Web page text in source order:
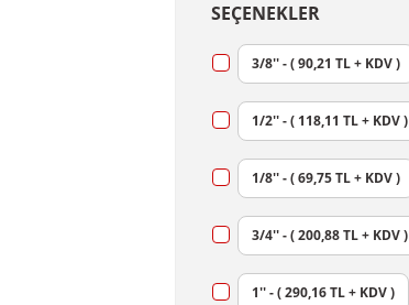
SEÇENEKLER
3/8'' - ( 90,21 TL + KDV )
1/2'' - ( 118,11 TL + KDV )
1/8'' - ( 69,75 TL + KDV )
3/4'' - ( 200,88 TL + KDV )
1'' - ( 290,16 TL + KDV )